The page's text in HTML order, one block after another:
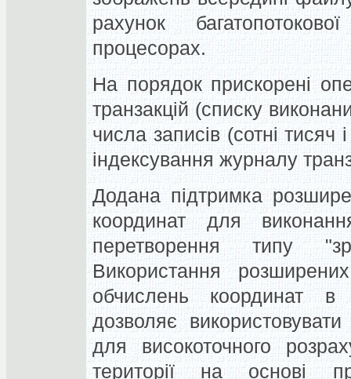
рахунок
процесорах.
На порядок прискорені
транзакцій (списку
числа записів (сотні
індексування журналу
Додана підтримка
координат для
перетворення типу
Використання
обчислень координат в
дозволяє
для високоточного
території на основі